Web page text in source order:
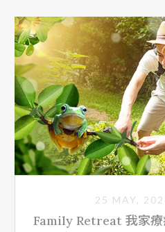
Family Retreat 我家
25 MAY,